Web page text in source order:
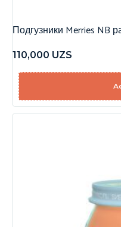
Подгузники Merries NB
110,000 UZS